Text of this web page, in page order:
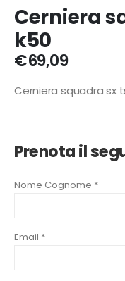
Cerniera
k50
€69,09
Cerniera squadra sx
Prenota il
Nome Cognome *
Email *